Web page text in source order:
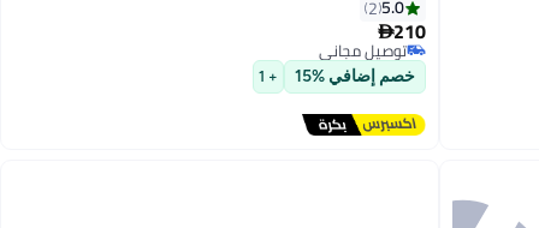
5.0
2
210
توصيل مجاني
توصيل مجاني
خصم إضافي %15 + 1